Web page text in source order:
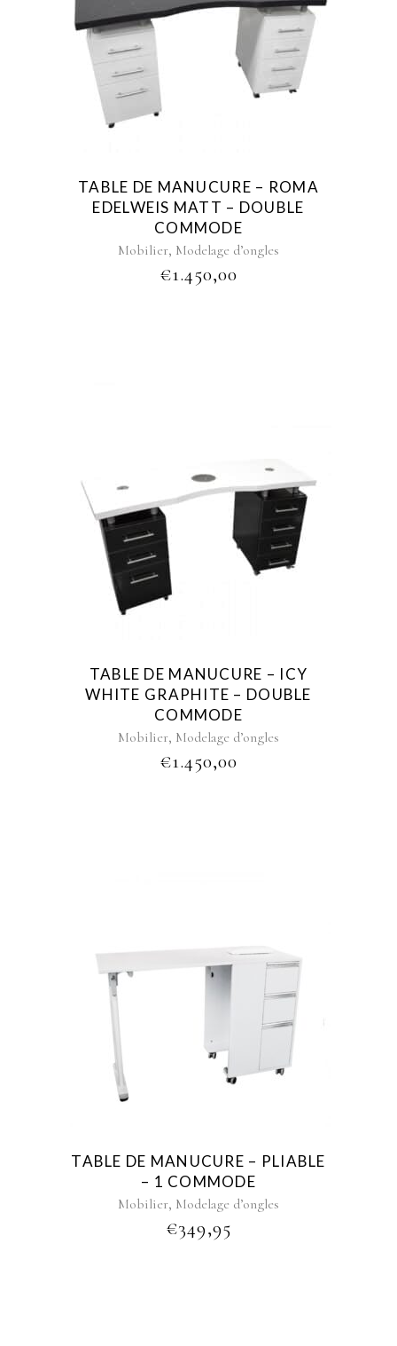
TABLE DE MANUCURE – ROMA
EDELWEIS MATT – DOUBLE
COMMODE
Mobilier, Modelage d’ongles
€1.450,00
TABLE DE MANUCURE – ICY
WHITE GRAPHITE – DOUBLE
COMMODE
Mobilier, Modelage d’ongles
€1.450,00
TABLE DE MANUCURE – PLIABLE
– 1 COMMODE
Mobilier, Modelage d’ongles
€349,95